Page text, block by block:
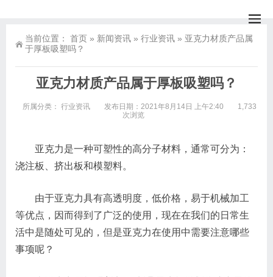
当前位置： 首页 » 新闻资讯 » 行业资讯 » 亚克力材质产品属
于厚板吸塑吗？
亚克力材质产品属于厚板吸塑吗？
所属分类： 行业资讯 发布日期：2021年8月14日 上午2:40
1,733
次浏览
亚克力是一种可塑性的高分子材料，通常可分为：
浇注板、挤出板和模塑料。
由于亚克力具有高透明度，低价格，易于机械加工
等优点，因而得到了广泛的使用，现在在我们的日常生
活中是随处可见的，但是亚克力在使用中需要注意哪些
事项呢？